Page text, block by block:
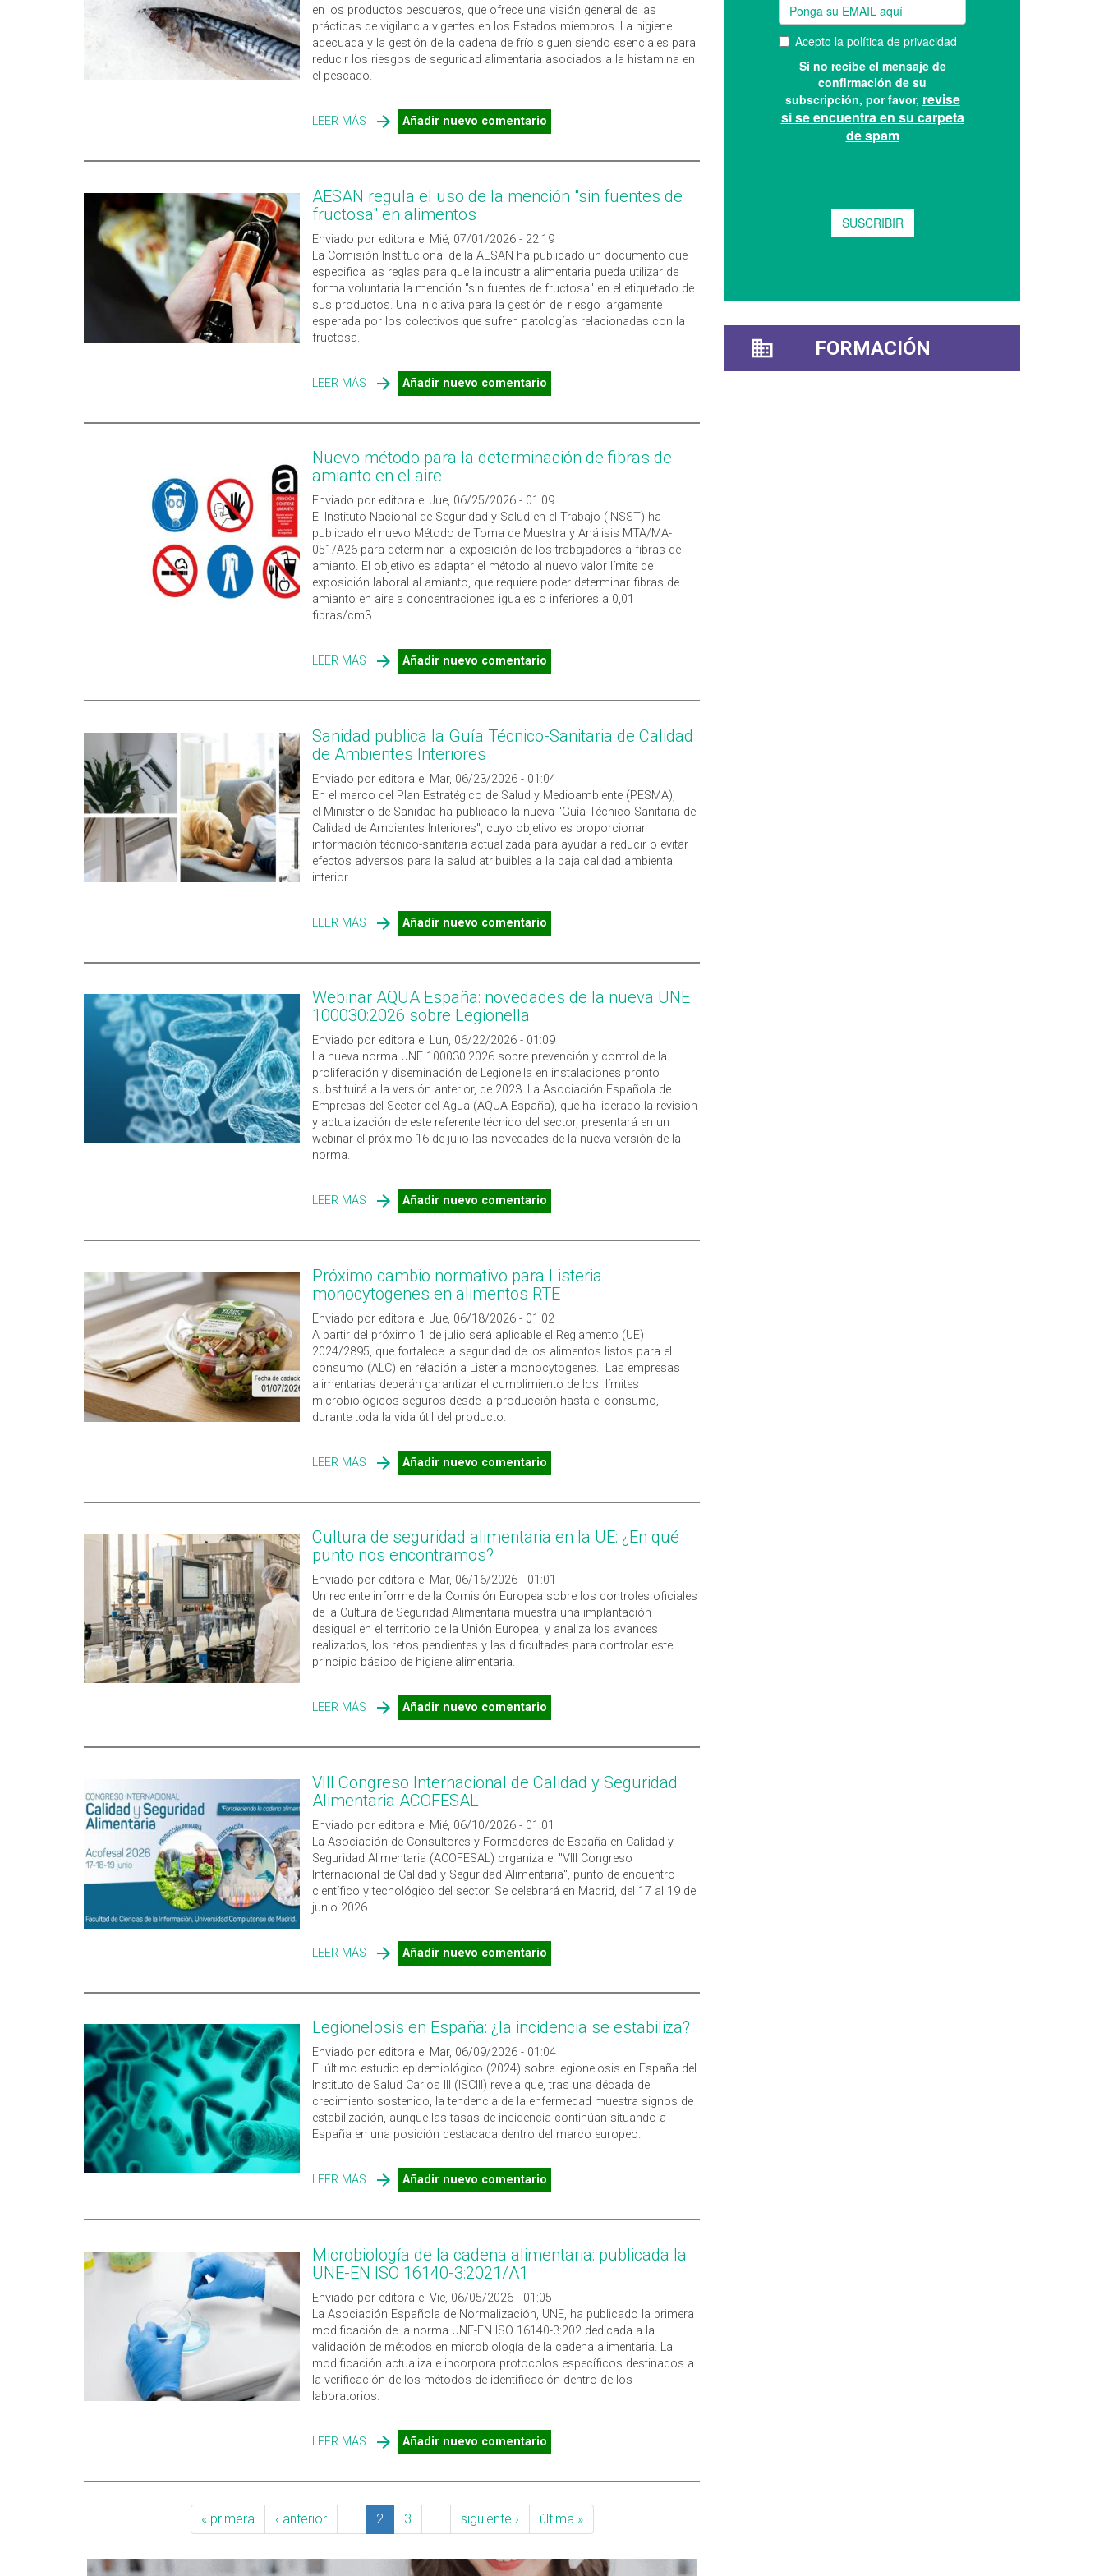
en los productos pesqueros, que ofrece una visión general de las
prácticas de vigilancia vigentes en los Estados miembros. La higiene
adecuada y la gestión de la cadena de frío siguen siendo esenciales para
reducir los riesgos de seguridad alimentaria asociados a la histamina en
el pescado.
LEER MÁS SOBRE HISTAMINA EN EL PESCADO EN LA UE ¿EN QUÉ PUNTO
NOS ENCONTRAMOS?
Añadir nuevo comentario
AESAN regula el uso de la mención "sin fuentes de
fructosa" en alimentos
Enviado por editora el Mié, 07/01/2026 - 22:19
La Comisión Institucional de la AESAN ha publicado un documento que
especifica las reglas para que la industria alimentaria pueda utilizar de
forma voluntaria la mención "sin fuentes de fructosa" en el etiquetado de
sus productos. Una iniciativa para la gestión del riesgo largamente
esperada por los colectivos que sufren patologías relacionadas con la
fructosa.
LEER MÁS SOBRE AESAN REGULA EL USO DE LA MENCIÓN "SIN FUENTES
DE FRUCTOSA" EN ALIMENTOS
Añadir nuevo comentario
Nuevo método para la determinación de fibras de
amianto en el aire
Enviado por editora el Jue, 06/25/2026 - 01:09
El Instituto Nacional de Seguridad y Salud en el Trabajo (INSST) ha
publicado el nuevo Método de Toma de Muestra y Análisis MTA/MA-
051/A26 para determinar la exposición de los trabajadores a fibras de
amianto. El objetivo es adaptar el método al nuevo valor límite de
exposición laboral al amianto, que requiere poder determinar fibras de
amianto en aire a concentraciones iguales o inferiores a 0,01
fibras/cm3.
LEER MÁS SOBRE NUEVO MÉTODO PARA LA DETERMINACIÓN DE FIBRAS
DE AMIANTO EN EL AIRE
Añadir nuevo comentario
Sanidad publica la Guía Técnico-Sanitaria de Calidad
de Ambientes Interiores
Enviado por editora el Mar, 06/23/2026 - 01:04
En el marco del Plan Estratégico de Salud y Medioambiente (PESMA),
el Ministerio de Sanidad ha publicado la nueva "Guía Técnico-Sanitaria de
Calidad de Ambientes Interiores", cuyo objetivo es proporcionar
información técnico-sanitaria actualizada para ayudar a reducir o evitar
efectos adversos para la salud atribuibles a la baja calidad ambiental
interior.
LEER MÁS SOBRE SANIDAD PUBLICA LA GUÍA TÉCNICO-SANITARIA DE
CALIDAD DE AMBIENTES INTERIORES
Añadir nuevo comentario
Webinar AQUA España: novedades de la nueva UNE
100030:2026 sobre Legionella
Enviado por editora el Lun, 06/22/2026 - 01:09
La nueva norma UNE 100030:2026 sobre prevención y control de la
proliferación y diseminación de Legionella en instalaciones pronto
substituirá a la versión anterior, de 2023. La Asociación Española de
Empresas del Sector del Agua (AQUA España), que ha liderado la revisión
y actualización de este referente técnico del sector, presentará en un
webinar el próximo 16 de julio las novedades de la nueva versión de la
norma.
LEER MÁS SOBRE WEBINAR AQUA ESPAÑA: NOVEDADES DE LA NUEVA UNE
100030:2026 SOBRE LEGIONELLA
Añadir nuevo comentario
Próximo cambio normativo para Listeria
monocytogenes en alimentos RTE
Enviado por editora el Jue, 06/18/2026 - 01:02
A partir del próximo 1 de julio será aplicable el Reglamento (UE)
2024/2895, que fortalece la seguridad de los alimentos listos para el
consumo (ALC) en relación a Listeria monocytogenes. Las empresas
alimentarias deberán garantizar el cumplimiento de los límites
microbiológicos seguros desde la producción hasta el consumo,
durante toda la vida útil del producto.
LEER MÁS SOBRE PRÓXIMO CAMBIO NORMATIVO PARA LISTERIA
MONOCYTOGENES EN ALIMENTOS RTE
Añadir nuevo comentario
Cultura de seguridad alimentaria en la UE: ¿En qué
punto nos encontramos?
Enviado por editora el Mar, 06/16/2026 - 01:01
Un reciente informe de la Comisión Europea sobre los controles oficiales
de la Cultura de Seguridad Alimentaria muestra una implantación
desigual en el territorio de la Unión Europea, y analiza los avances
realizados, los retos pendientes y las dificultades para controlar este
principio básico de higiene alimentaria.
LEER MÁS SOBRE CULTURA DE SEGURIDAD ALIMENTARIA EN LA UE: ¿EN
QUÉ PUNTO NOS ENCONTRAMOS?
Añadir nuevo comentario
VIII Congreso Internacional de Calidad y Seguridad
Alimentaria ACOFESAL
Enviado por editora el Mié, 06/10/2026 - 01:01
La Asociación de Consultores y Formadores de España en Calidad y
Seguridad Alimentaria (ACOFESAL) organiza el "VIII Congreso
Internacional de Calidad y Seguridad Alimentaria", punto de encuentro
científico y tecnológico del sector. Se celebrará en Madrid, del 17 al 19 de
junio 2026.
LEER MÁS SOBRE VIII CONGRESO INTERNACIONAL DE CALIDAD Y
SEGURIDAD ALIMENTARIA ACOFESAL
Añadir nuevo comentario
Legionelosis en España: ¿la incidencia se estabiliza?
Enviado por editora el Mar, 06/09/2026 - 01:04
El último estudio epidemiológico (2024) sobre legionelosis en España del
Instituto de Salud Carlos III (ISCIII) revela que, tras una década de
crecimiento sostenido, la tendencia de la enfermedad muestra signos de
estabilización, aunque las tasas de incidencia continúan situando a
España en una posición destacada dentro del marco europeo.
LEER MÁS SOBRE LEGIONELOSIS EN ESPAÑA: ¿LA INCIDENCIA SE
ESTABILIZA?
Añadir nuevo comentario
Microbiología de la cadena alimentaria: publicada la
UNE-EN ISO 16140-3:2021/A1
Enviado por editora el Vie, 06/05/2026 - 01:05
La Asociación Española de Normalización, UNE, ha publicado la primera
modificación de la norma UNE-EN ISO 16140-3:202 dedicada a la
validación de métodos en microbiología de la cadena alimentaria. La
modificación actualiza e incorpora protocolos específicos destinados a
la verificación de los métodos de identificación dentro de los
laboratorios.
LEER MÁS SOBRE MICROBIOLOGÍA DE LA CADENA ALIMENTARIA:
PUBLICADA LA UNE-EN ISO 16140-3:2021/A1
Añadir nuevo comentario
« primera ‹ anterior … 2 3 … siguiente › última »
FORMACIÓN